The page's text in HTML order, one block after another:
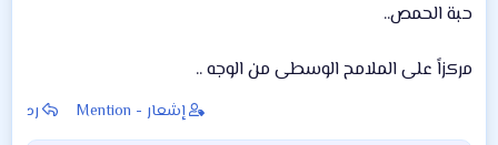
حبة الحمص..
مركزاً على الملامح الوسطى من الوجه ..
إشعار - Mention رد